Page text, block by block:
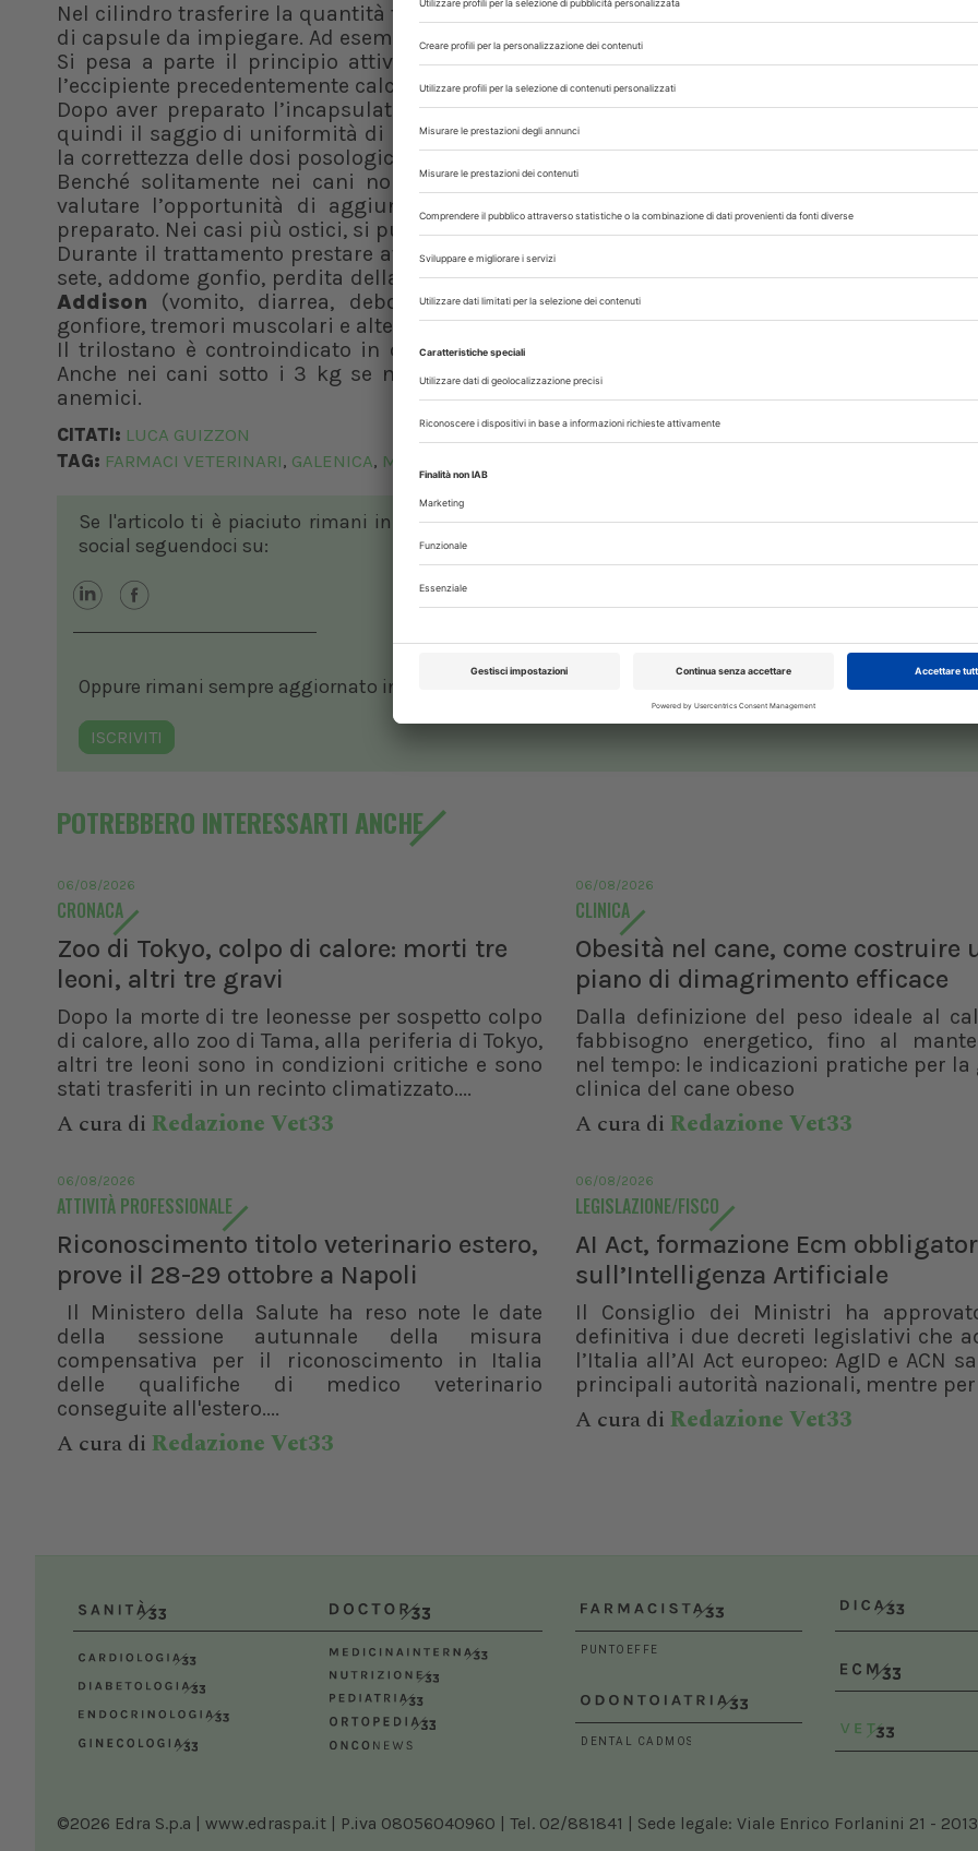
Nel cilindro trasferire la quantità totale di eccipiente fino ad arrivare ad un volume
di capsule da impiegare. Ad esempio, per 100 capsule tipo 2 il cilindro dovrà arrivare a 30 ml.
Si pesa a parte il principio attivo e quindi si leviga su mortaio in progressione
l’eccipiente precedentemente calcolato fino ad omogeneità.
Dopo aver preparato l’incapsulatrice si procede quindi al riempimento delle capsule. Si
quindi il saggio di uniformità di massa, di tenuta delle capsule e del confezionamento e si
la correttezza delle dosi posologiche allestite.
Benché solitamente nei cani non ci siano grandi difficoltà a somministrare le
valutare l’opportunità di aggiungere sostanze aromatizzanti per migliorare la
preparato. Nei casi più ostici, si può pensare di ricorrere anche a paste aromatizzate.
Durante il trattamento prestare attenzione alla comparsa di
sete, addome gonfio, perdita della massa muscolare, Difficoltà respiratorie) così come dei
Addison (vomito, diarrea, debolezza, atassia). Si possono manifestare anche
gonfiore, tremori muscolari e alterazioni cutanee.
Il trilostano è controindicato in caso di gravidanza e nei cani con disfunzioni renali ed
Anche nei cani sotto i 3 kg se ne sconsiglia l’uso così come in caso di cani anziani,
anemici.
CITATI: LUCA GUIZZON
TAG: FARMACI VETERINARI, GALENICA, MORBO DI CUSHING
Se l'articolo ti è piaciuto rimani in contatto con noi sui nostri canali
social seguendoci su:
Oppure rimani sempre aggiornato in ambito veterinario, iscrivendoti alla nostra newsletter!
ISCRIVITI
POTREBBERO INTERESSARTI ANCHE
06/08/2026
CRONACA
Zoo di Tokyo, colpo di calore: morti tre
leoni, altri tre gravi
Dopo la morte di tre leonesse per sospetto colpo
di calore, allo zoo di Tama, alla periferia di Tokyo,
altri tre leoni sono in condizioni critiche e sono
stati trasferiti in un recinto climatizzato....
A cura di Redazione Vet33
06/08/2026
CLINICA
Obesità nel cane, come costruire
piano di dimagrimento efficace
Dalla definizione del peso ideale al
fabbisogno energetico, fino al
nel tempo: le indicazioni pratiche per la
clinica del cane obeso
A cura di Redazione Vet33
06/08/2026
ATTIVITÀ PROFESSIONALE
Riconoscimento titolo veterinario estero,
prove il 28-29 ottobre a Napoli
Il Ministero della Salute ha reso note le date
della sessione autunnale della misura
compensativa per il riconoscimento in Italia
delle qualifiche di medico veterinario
conseguite all'estero....
A cura di Redazione Vet33
06/08/2026
LEGISLAZIONE/FISCO
AI Act, formazione Ecm
sull’Intelligenza Artificiale
Il Consiglio dei Ministri ha
definitiva i due decreti legislativi che
l’Italia all’AI Act europeo: AgID e ACN
principali autorità nazionali, mentre per
A cura di Redazione Vet33
©2026 Edra S.p.a | www.edraspa.it | P.iva 08056040960 | Tel. 02/881841 | Sede legale: Viale Enrico Forlanini 21 -